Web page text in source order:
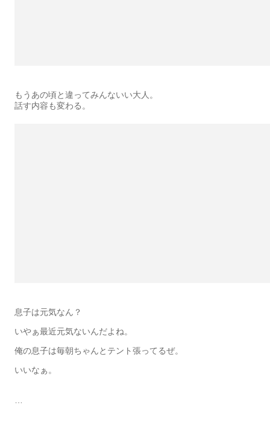
もうあの頃と違ってみんないい大人。
話す内容も変わる。
息子は元気なん？
いやぁ最近元気ないんだよね。
俺の息子は毎朝ちゃんとテント張ってるぜ。
いいなぁ。